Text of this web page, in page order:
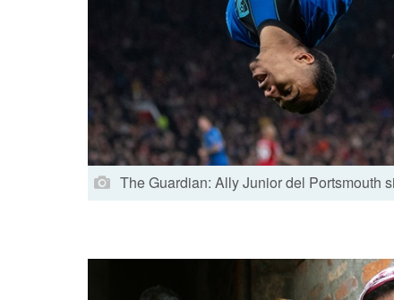
The Guardian: Ally Junior del Portsmouth